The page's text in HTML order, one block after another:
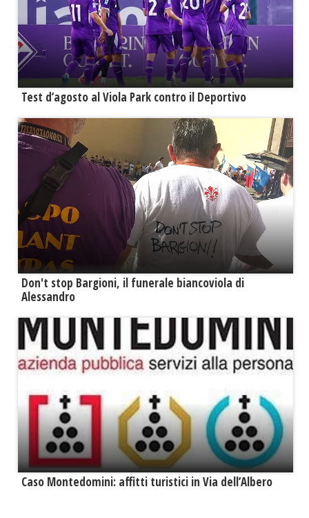
Test d’agosto al Viola Park contro il Deportivo
Don't stop Bargioni, il funerale biancoviola di
Alessandro
Caso Montedomini: affitti turistici in Via dell’Albero